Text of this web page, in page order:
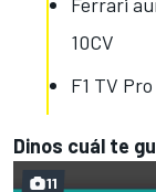
10CV
F1 TV
Dinos cuál te
11